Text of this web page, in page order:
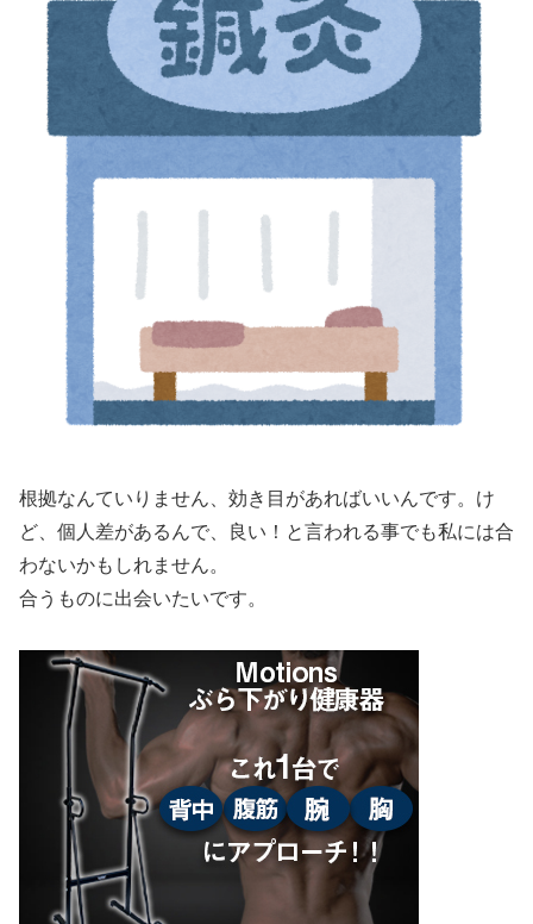
根拠なんていりません、効き目があればいいんです。け
ど、個人差があるんで、良い！と言われる事でも私には合
わないかもしれません。
合うものに出会いたいです。